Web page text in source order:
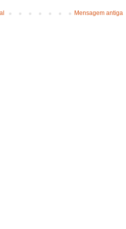
Mensagem antiga